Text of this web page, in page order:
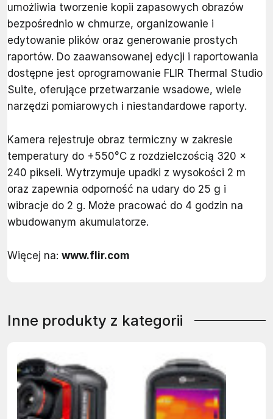
umożliwia tworzenie kopii zapasowych obrazów
bezpośrednio w chmurze, organizowanie i
edytowanie plików oraz generowanie prostych
raportów. Do zaawansowanej edycji i raportowania
dostępne jest oprogramowanie FLIR Thermal Studio
Suite, oferujące przetwarzanie wsadowe, wiele
narzędzi pomiarowych i niestandardowe raporty.
Kamera rejestruje obraz termiczny w zakresie
temperatury do +550°C z rozdzielczością 320 x
240 pikseli. Wytrzymuje upadki z wysokości 2 m
oraz zapewnia odporność na udary do 25 g i
wibracje do 2 g. Może pracować do 4 godzin na
wbudowanym akumulatorze.
Więcej na: www.flir.com
Inne produkty z kategorii